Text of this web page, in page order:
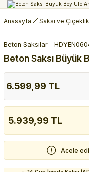
Anasayfa Saksı ve Çiçeklik
Beton Saksılar
Beton Saksı
6.599,99 TL
5.939,99 TL
Acele